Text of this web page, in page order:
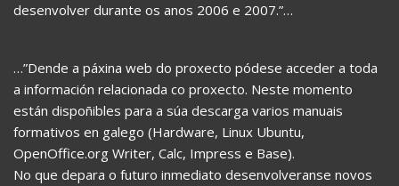
desenvolver durante os anos 2006 e 2007.”…
…”Dende a páxina web do proxecto pódese acceder a toda
a información relacionada co proxecto. Neste momento
están dispoñibles para a súa descarga varios manuais
formativos en galego (Hardware, Linux Ubuntu,
OpenOffice.org Writer, Calc, Impress e Base).
No que depara o futuro inmediato desenvolveranse novos